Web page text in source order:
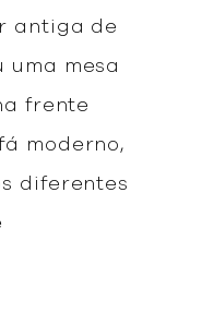
antiga de
uma mesa
frente
moderno,
diferentes